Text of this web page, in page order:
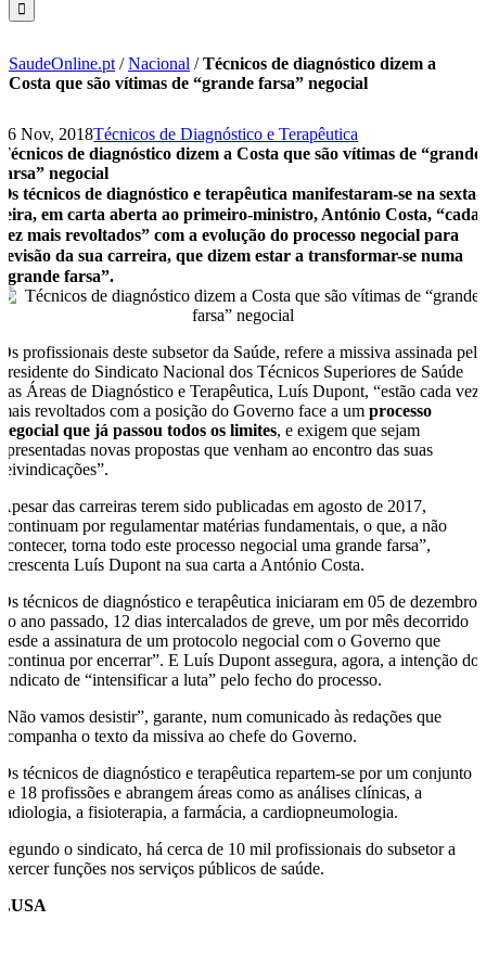
SaudeOnline.pt /Nacional /Técnicos de diagnóstico dizem a
Costa que são vítimas de “grande farsa” negocial
26 Nov, 2018Técnicos de Diagnóstico e Terapêutica
Técnicos de diagnóstico dizem a Costa que são vítimas de “grande
farsa” negocial
Os técnicos de diagnóstico e terapêutica manifestaram-se na sexta-
feira, em carta aberta ao primeiro-ministro, António Costa, “cada
vez mais revoltados” com a evolução do processo negocial para
revisão da sua carreira, que dizem estar a transformar-se numa
“grande farsa”.
Os profissionais deste subsetor da Saúde, refere a missiva assinada pelo
presidente do Sindicato Nacional dos Técnicos Superiores de Saúde
das Áreas de Diagnóstico e Terapêutica, Luís Dupont, “estão cada vez
mais revoltados com a posição do Governo face a umprocesso
negocial que já passou todos os limites, e exigem que sejam
apresentadas novas propostas que venham ao encontro das suas
reivindicações”.
Apesar das carreiras terem sido publicadas em agosto de 2017,
“continuam por regulamentar matérias fundamentais, o que, a não
acontecer, torna todo este processo negocial uma grande farsa”,
acrescenta Luís Dupont na sua carta a António Costa.
Os técnicos de diagnóstico e terapêutica iniciaram em 05 de dezembro
do ano passado, 12 dias intercalados de greve, um por mês decorrido
desde a assinatura de um protocolo negocial com o Governo que
“continua por encerrar”. E Luís Dupont assegura, agora, a intenção do
sindicato de “intensificar a luta” pelo fecho do processo.
“Não vamos desistir”, garante, num comunicado às redações que
acompanha o texto da missiva ao chefe do Governo.
Os técnicos de diagnóstico e terapêutica repartem-se por um conjunto
de 18 profissões e abrangem áreas como as análises clínicas, a
radiologia, a fisioterapia, a farmácia, a cardiopneumologia.
Segundo o sindicato, há cerca de 10 mil profissionais do subsetor a
exercer funções nos serviços públicos de saúde.
LUSA